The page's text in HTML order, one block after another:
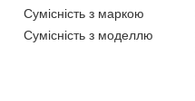
Сумісність з маркою
Сумісність з моделлю